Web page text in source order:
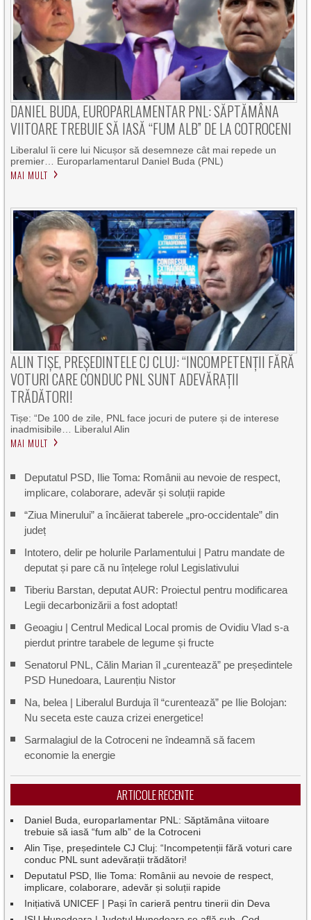
DANIEL BUDA, EUROPARLAMENTAR PNL: SĂPTĂMÂNA
VIITOARE TREBUIE SĂ IASĂ “FUM ALB” DE LA COTROCENI
Liberalul îi cere lui Nicușor să desemneze cât mai repede un
premier… Europarlamentarul Daniel Buda (PNL)
MAI MULT
ALIN TIȘE, PREȘEDINTELE CJ CLUJ: “INCOMPETENȚII FĂRĂ
VOTURI CARE CONDUC PNL SUNT ADEVĂRAȚII
TRĂDĂTORI!
Tișe: “De 100 de zile, PNL face jocuri de putere și de interese
inadmisibile… Liberalul Alin
MAI MULT
Deputatul PSD, Ilie Toma: Românii au nevoie de respect,
implicare, colaborare, adevăr și soluții rapide
“Ziua Minerului” a încăierat taberele „pro-occidentale” din
județ
Intotero, delir pe holurile Parlamentului | Patru mandate de
deputat și pare că nu înțelege rolul Legislativului
Tiberiu Barstan, deputat AUR: Proiectul pentru modificarea
Legii decarbonizării a fost adoptat!
Geoagiu | Centrul Medical Local promis de Ovidiu Vlad s-a
pierdut printre tarabele de legume și fructe
Senatorul PNL, Călin Marian îl „curentează” pe președintele
PSD Hunedoara, Laurențiu Nistor
Na, belea | Liberalul Burduja îl “curentează” pe Ilie Bolojan:
Nu seceta este cauza crizei energetice!
Sarmalagiul de la Cotroceni ne îndeamnă să facem
economie la energie
ARTICOLE RECENTE
Daniel Buda, europarlamentar PNL: Săptămâna viitoare
trebuie să iasă “fum alb” de la Cotroceni
Alin Tișe, președintele CJ Cluj: “Incompetenții fără voturi care
conduc PNL sunt adevărații trădători!
Deputatul PSD, Ilie Toma: Românii au nevoie de respect,
implicare, colaborare, adevăr și soluții rapide
Inițiativă UNICEF | Pași în carieră pentru tinerii din Deva